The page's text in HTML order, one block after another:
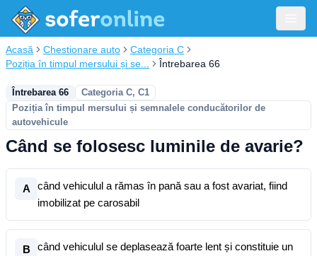
Acasă Chestionare auto
Categoria C
Poziția în timpul mersului și se...
Întrebarea 66
Întrebarea 66
Categoria C, C1
Poziția în timpul mersului și semnalele conducătorilor de
autovehicule
Când se folosesc luminile de avarie?
A
când vehiculul a rămas în pană sau a fost avariat, fiind
imobilizat pe carosabil
B
când vehiculul se deplasează foarte lent și constituie un